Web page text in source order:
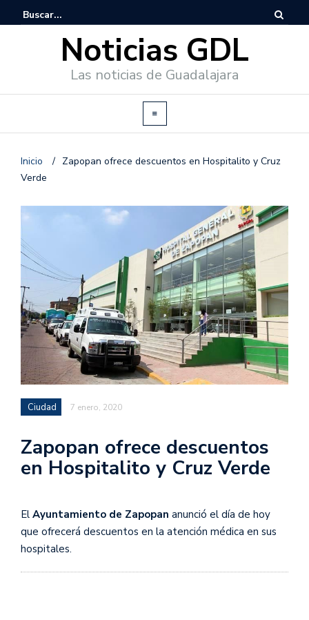
Noticias GDL
Las noticias de Guadalajara
Inicio / Zapopan ofrece descuentos en Hospitalito y Cruz
Verde
Ciudad 7 enero, 2020
Zapopan ofrece descuentos
en Hospitalito y Cruz Verde
El Ayuntamiento de Zapopan anunció el día de hoy
que ofrecerá descuentos en la atención médica en sus
hospitales.